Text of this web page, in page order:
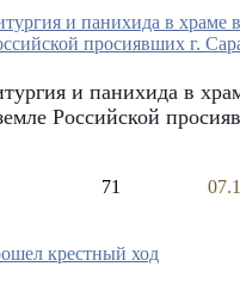
и панихида в
Российской
71